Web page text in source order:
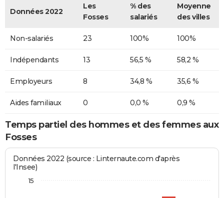
Données 2022
Les
Fosses
% des
salariés
Moyenne
des villes
Non-salariés 23 100% 100%
Indépendants 13 56,5 % 58,2 %
Employeurs 8 34,8 % 35,6 %
Aides familiaux 0 0,0 % 0,9 %
Temps partiel des hommes et des femmes aux
Fosses
Données 2022 (source : Linternaute.com d'après
l'Insee)
15